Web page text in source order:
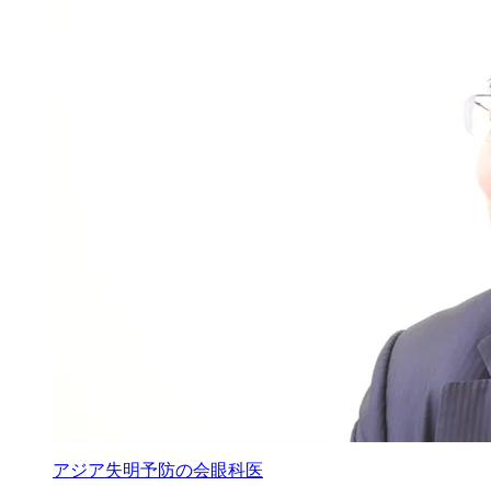
アジア失明予防の会眼科医